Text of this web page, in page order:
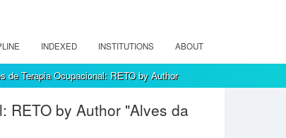
INDEXED INSTITUTIONS ABOUT
de Terapia Ocupacional: RETO by Author
RETO by Author "Alves da